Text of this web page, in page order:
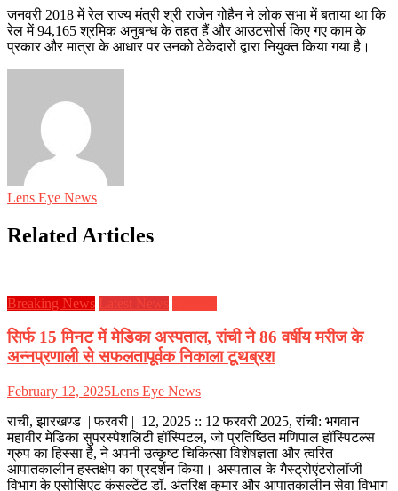
जनवरी 2018 में रेल राज्य मंत्री श्री राजेन गोहैन ने लोक सभा में बताया था कि
रेल में 94,165 श्रमिक अनुबन्ध के तहत हैं और आउटसोर्स किए गए काम के
प्रकार और मात्रा के आधार पर उनको ठेकेदारों द्वारा नियुक्त किया गया है।
Lens Eye News
Related Articles
Breaking News Latest News
सिर्फ 15 मिनट में मेडिका अस्पताल, रांची ने 86 वर्षीय मरीज के
अन्नप्रणाली से सफलतापूर्वक निकाला टूथब्रश
February 12, 2025Lens Eye News
राची, झारखण्ड | फरवरी | 12, 2025 :: 12 फरवरी 2025, रांची: भगवान
महावीर मेडिका सुपरस्पेशलिटी हॉस्पिटल, जो प्रतिष्ठित मणिपाल हॉस्पिटल्स
ग्रुप का हिस्सा है, ने अपनी उत्कृष्ट चिकित्सा विशेषज्ञता और त्वरित
आपातकालीन हस्तक्षेप का प्रदर्शन किया। अस्पताल के गैस्ट्रोएंटरोलॉजी
विभाग के एसोसिएट कंसल्टेंट डॉ. अंतरिक्ष कुमार और आपातकालीन सेवा विभाग